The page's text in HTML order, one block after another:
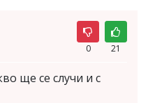
0 21
ще се случи и с